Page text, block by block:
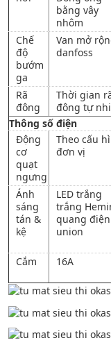
bằng vây
nhôm
Chế
độ
bướm
ga
Van mở
danfoss
Rã
đông
Thời gian
đông tự
Thông số điện
Động
cơ
quạt
ngưng
Theo cấu
đơn vị
Ánh
sáng
tán &
kệ
LED trắng
trắng
quang điện
union
Cắm 16A